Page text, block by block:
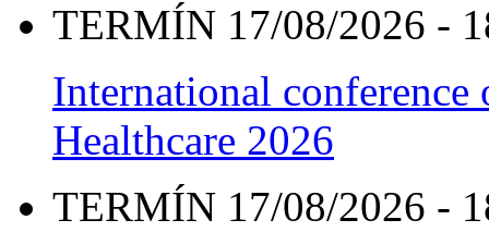
TERMÍN 17/08/2026 -
International
Healthcare 2026
TERMÍN 17/08/2026 -